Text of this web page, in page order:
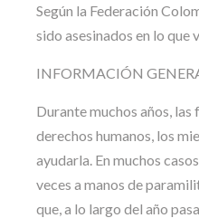
Según la Federación
sido asesinados en lo que
INFORMACIÓN
Durante muchos años,
derechos humanos, los
ayudarla. En muchos
veces a manos de
que, a lo largo del año